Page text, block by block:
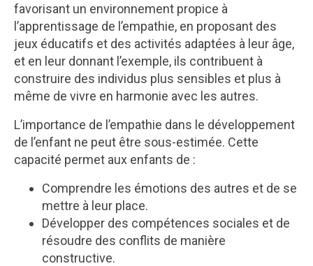
favorisant un environnement propice à
l’apprentissage de l’empathie, en proposant des
jeux éducatifs et des activités adaptées à leur âge,
et en leur donnant l’exemple, ils contribuent à
construire des individus plus sensibles et plus à
même de vivre en harmonie avec les autres.
L’importance de l’empathie dans le développement
de l’enfant ne peut être sous-estimée. Cette
capacité permet aux enfants de :
Comprendre les émotions des autres et de se
mettre à leur place.
Développer des compétences sociales et de
résoudre des conflits de manière
constructive.